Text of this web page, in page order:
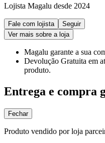
Lojista Magalu desde 2024
Fale com lojista
Seguir
Ver mais sobre a loja
Magalu garante a sua
Devolução Gratuita em
produto.
Entrega e compra
Fechar
Produto vendido por loja